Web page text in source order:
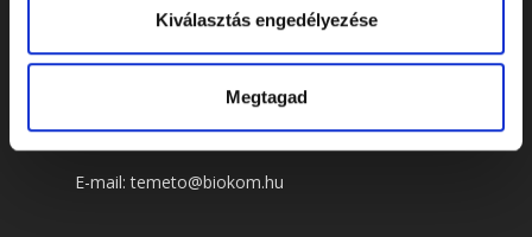
Kiválasztás engedélyezése
Megtagad
ELÉRHETŐSÉGEK
Cím: 7622 Pécs, Siklósi út 43.
E-mail:temeto@biokom.hu